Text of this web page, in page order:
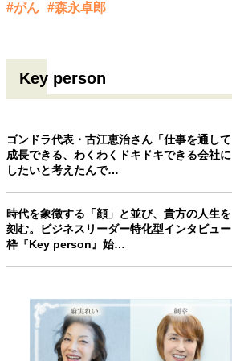
#がん #森永卓郎
Key person
ゴンドラ代表・古江恵治さん「仕事を通して
成長できる、わくわくドキドキできる会社に
したいと考えたんで…
時代を象徴する「顔」と並び、貴方の人生を
刻む。ビジネスリーダー特化型インタビュー
枠『Key person』始…